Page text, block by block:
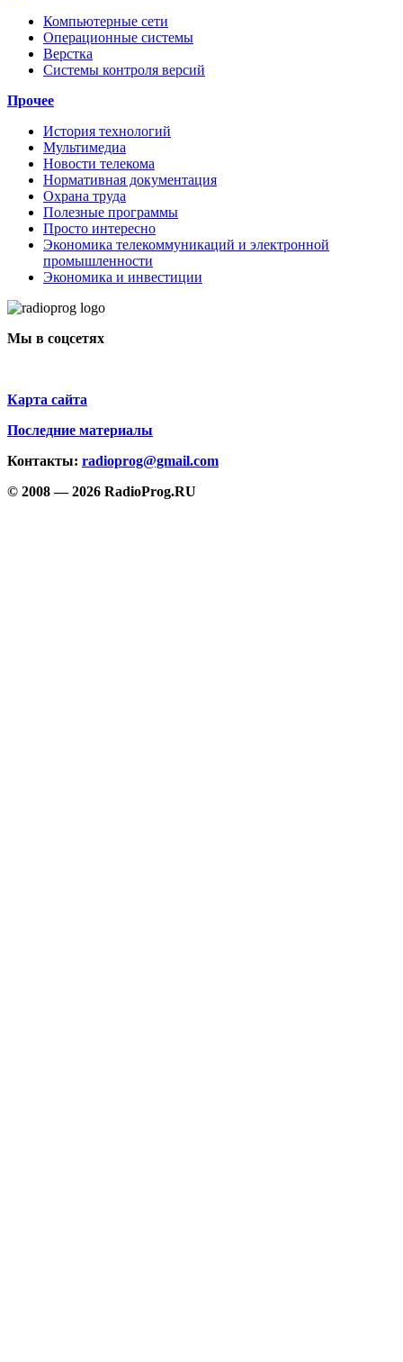
Компьютерные сети
Операционные системы
Верстка
Системы контроля версий
Прочее
История технологий
Мультимедиа
Новости телекома
Нормативная документация
Охрана труда
Полезные программы
Просто интересно
Экономика телекоммуникаций и электронной
промышленности
Экономика и инвестиции
Мы в соцсетях
Карта сайта
Последние материалы
Контакты: radioprog@gmail.com
© 2008 — 2026 RadioProg.RU